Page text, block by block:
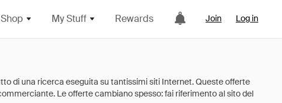
Shop My Stuff Rewards Join Log in